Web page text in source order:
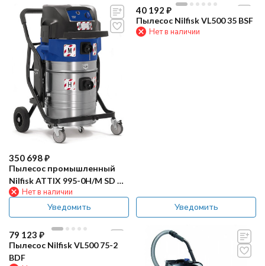
350 698₽
Пылесос промышленный
Nilfisk ATTIX 995-0H/M SD XC
Type 22
Нет в наличии
Уведомить
40 192 ₽
Пылесос Nilfisk VL500 35 BSF
Нет в наличии
Уведомить
79 123 ₽
Пылесос Nilfisk VL500 75-2
BDF